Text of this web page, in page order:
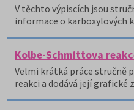
V těchto výpiscích jsou
informace o karboxylových
Kolbe-Schmittova
Velmi krátká práce stručně
reakci a dodává její grafické